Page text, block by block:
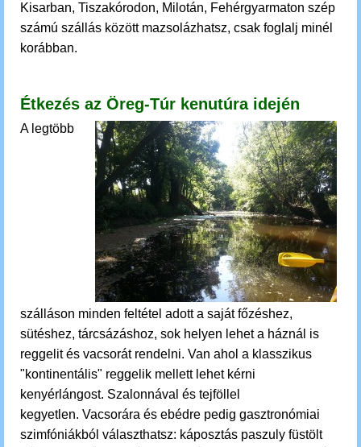
Kisarban, Tiszakórodon, Milotán, Fehérgyarmaton szép
számú szállás között mazsolázhatsz, csak foglalj minél
korábban.
Étkezés az Öreg-Túr kenutúra idején
A legtöbb
szálláson minden feltétel adotta saját főzéshez,
sütéshez, tárcsázáshoz, sok helyen lehet a háznál is
reggelit és vacsorát rendelni. Van ahol a klasszikus
"kontinentális" reggelik mellett lehet kérni
kenyérlángost. Szalonnával és tejföllel
kegyetlen. Vacsorára és ebédre pedig gasztronómiai
szimfóniákból választhatsz: káposztás paszuly füstölt